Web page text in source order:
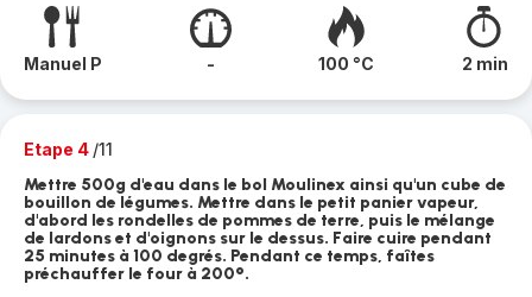
Manuel P - 100 °C 2 min
Etape 4 /11
Mettre 500g d'eau dans le bol Moulinex ainsi qu'un cube de
bouillon de légumes. Mettre dans le petit panier vapeur,
d'abord les rondelles de pommes de terre, puis le mélange
de lardons et d'oignons sur le dessus. Faire cuire pendant
25 minutes à 100 degrés. Pendant ce temps, faîtes
préchauffer le four à 200°.